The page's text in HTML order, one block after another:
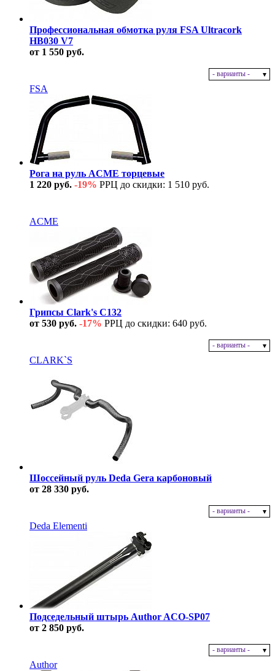
Профессиональная обмотка руля FSA Ultracork
HB030 V7
от 1 550 руб.
- варианты -
FSA
Рога на руль ACME торцевые
1 220 руб. -19% РРЦ до скидки: 1 510 руб.
ACME
Грипсы Clark's C132
от 530 руб. -17% РРЦ до скидки: 640 руб.
- варианты -
CLARK`S
Шоссейный руль Deda Gera карбоновый
от 28 330 руб.
- варианты -
Deda Elementi
Подседельный штырь Author ACO-SP07
от 2 850 руб.
- варианты -
Author